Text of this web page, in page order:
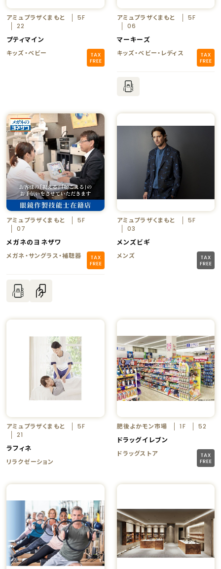
アミュプラザくまもと
5F
22
プティマイン
キッズ・ベビー
アミュプラザくまもと
5F
06
マーキーズ
キッズ・ベビー・レディス
アミュプラザくまもと
5F
07
メガネのヨネザワ
メガネ・サングラス・補聴器
アミュプラザくまもと
5F
03
メンズビギ
メンズ
アミュプラザくまもと
5F
21
ラフィネ
リラクゼーション
肥後よかモン市場 1F 52
ドラッグイレブン
ドラッグストア